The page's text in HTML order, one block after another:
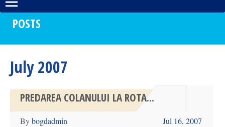
POSTS
July 2007
PREDAREA COLANULUI LA ROTA...
Bybogdadmin Jul 16, 2007